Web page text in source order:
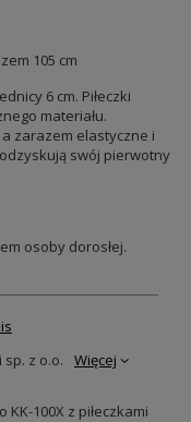
105 cm
6 cm. Piłeczki
materiału.
zarazem elastyczne i
swój pierwotny
osoby dorosłej.
sp. z o.o. Więcej
KK-100X z piłeczkami